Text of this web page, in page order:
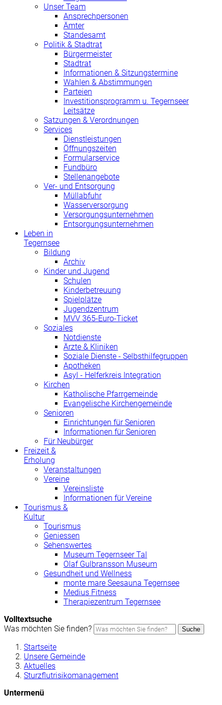
Unser Team
Ansprechpersonen
Ämter
Standesamt
Politik & Stadtrat
Bürgermeister
Stadtrat
Informationen & Sitzungstermine
Wahlen & Abstimmungen
Parteien
Investitionsprogramm u. Tegernseer
Leitsätze
Satzungen & Verordnungen
Services
Dienstleistungen
Öffnungszeiten
Formularservice
Fundbüro
Stellenangebote
Ver- und Entsorgung
Müllabfuhr
Wasserversorgung
Versorgungsunternehmen
Entsorgungsunternehmen
Leben in
Tegernsee
Bildung
Archiv
Kinder und Jugend
Schulen
Kinderbetreuung
Spielplätze
Jugendzentrum
MVV 365-Euro-Ticket
Soziales
Notdienste
Ärzte & Kliniken
Soziale Dienste - Selbsthilfegruppen
Apotheken
Asyl - Helferkreis Integration
Kirchen
Katholische Pfarrgemeinde
Evangelische Kirchengemeinde
Senioren
Einrichtungen für Senioren
Informationen für Senioren
Für Neubürger
Freizeit &
Erholung
Veranstaltungen
Vereine
Vereinsliste
Informationen für Vereine
Tourismus &
Kultur
Tourismus
Geniessen
Sehenswertes
Museum Tegernseer Tal
Olaf Gulbransson Museum
Gesundheit und Wellness
monte mare Seesauna Tegernsee
Medius Fitness
Therapiezentrum Tegernsee
Volltextsuche
Was möchten Sie finden?
Suche
Startseite
Unsere Gemeinde
Aktuelles
Sturzflutrisikomanagement
Untermenü